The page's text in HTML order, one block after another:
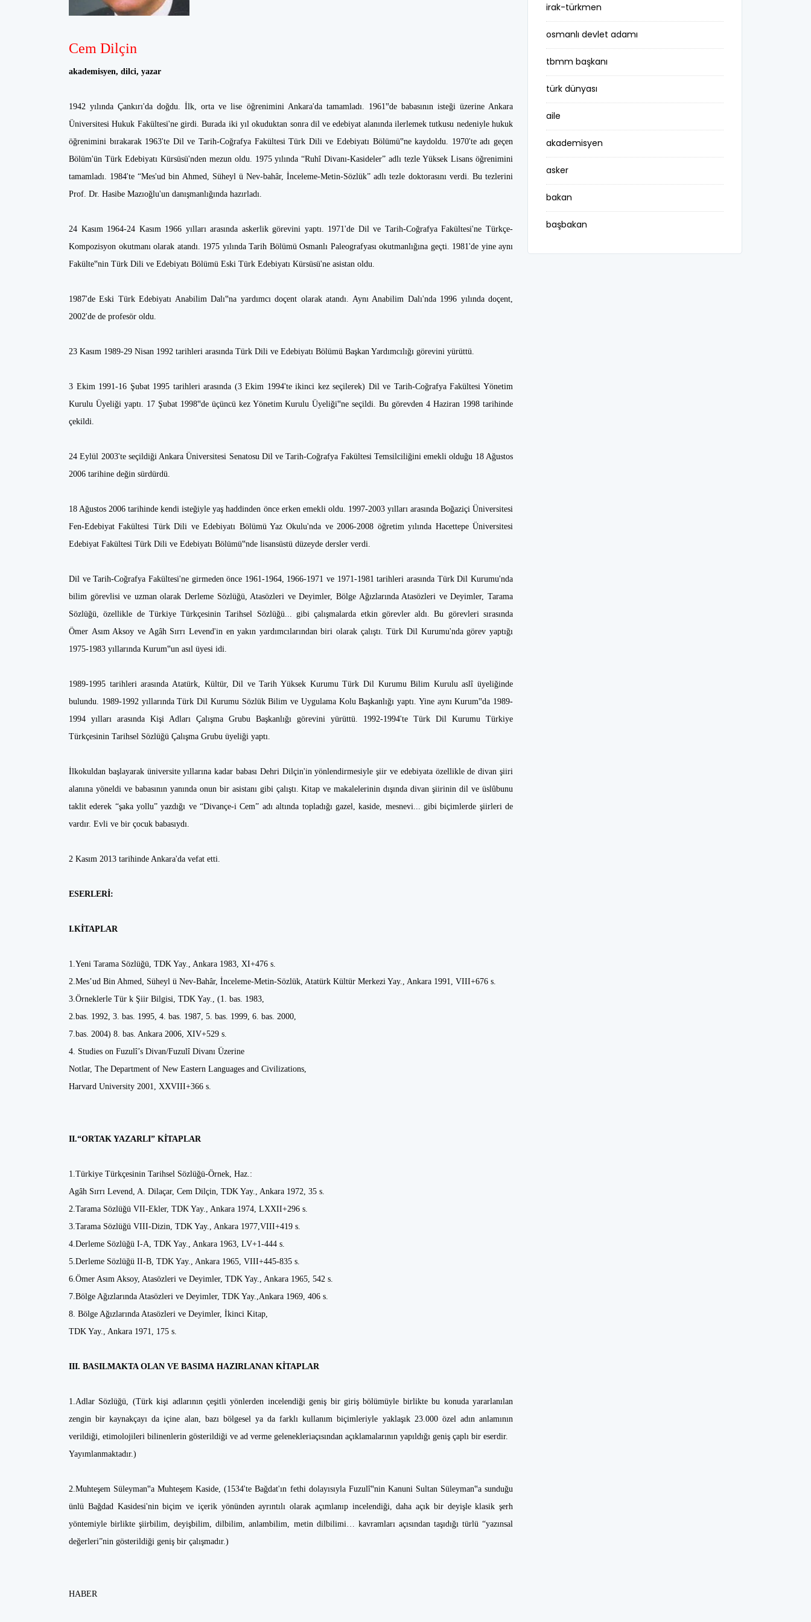
Cem Dilçin
akademisyen, dilci, yazar
1942 yılında Çankırı'da doğdu. İlk, orta ve lise öğrenimini Ankara'da tamamladı. 1961‟de babasının isteği üzerine Ankara
Üniversitesi Hukuk Fakültesi'ne girdi. Burada iki yıl okuduktan sonra dil ve edebiyat alanında ilerlemek tutkusu nedeniyle hukuk
öğrenimini bırakarak 1963'te Dil ve Tarih-Coğrafya Fakültesi Türk Dili ve Edebiyatı Bölümü‟ne kaydoldu. 1970'te adı geçen
Bölüm'ün Türk Edebiyatı Kürsüsü'nden mezun oldu. 1975 yılında “Ruhî Divanı-Kasideler” adlı tezle Yüksek Lisans öğrenimini
tamamladı. 1984'te “Mes'ud bin Ahmed, Süheyl ü Nev-bahâr, İnceleme-Metin-Sözlük” adlı tezle doktorasını verdi. Bu tezlerini
Prof. Dr. Hasibe Mazıoğlu'un danışmanlığında hazırladı.
24 Kasım 1964-24 Kasım 1966 yılları arasında askerlik görevini yaptı. 1971'de Dil ve Tarih-Coğrafya Fakültesi'ne Türkçe-
Kompozisyon okutmanı olarak atandı. 1975 yılında Tarih Bölümü Osmanlı Paleografyası okutmanlığına geçti. 1981'de yine aynı
Fakülte‟nin Türk Dili ve Edebiyatı Bölümü Eski Türk Edebiyatı Kürsüsü'ne asistan oldu.
1987'de Eski Türk Edebiyatı Anabilim Dalı‟na yardımcı doçent olarak atandı. Aynı Anabilim Dalı'nda 1996 yılında doçent,
2002'de de profesör oldu.
23 Kasım 1989-29 Nisan 1992 tarihleri arasında Türk Dili ve Edebiyatı Bölümü Başkan Yardımcılığı görevini yürüttü.
3 Ekim 1991-16 Şubat 1995 tarihleri arasında (3 Ekim 1994'te ikinci kez seçilerek) Dil ve Tarih-Coğrafya Fakültesi Yönetim
Kurulu Üyeliği yaptı. 17 Şubat 1998‟de üçüncü kez Yönetim Kurulu Üyeliği‟ne seçildi. Bu görevden 4 Haziran 1998 tarihinde
çekildi.
24 Eylül 2003'te seçildiği Ankara Üniversitesi Senatosu Dil ve Tarih-Coğrafya Fakültesi Temsilciliğini emekli olduğu 18 Ağustos
2006 tarihine değin sürdürdü.
18 Ağustos 2006 tarihinde kendi isteğiyle yaş haddinden önce erken emekli oldu. 1997-2003 yılları arasında Boğaziçi Üniversitesi
Fen-Edebiyat Fakültesi Türk Dili ve Edebiyatı Bölümü Yaz Okulu'nda ve 2006-2008 öğretim yılında Hacettepe Üniversitesi
Edebiyat Fakültesi Türk Dili ve Edebiyatı Bölümü‟nde lisansüstü düzeyde dersler verdi.
Dil ve Tarih-Coğrafya Fakültesi'ne girmeden önce 1961-1964, 1966-1971 ve 1971-1981 tarihleri arasında Türk Dil Kurumu'nda
bilim görevlisi ve uzman olarak Derleme Sözlüğü, Atasözleri ve Deyimler, Bölge Ağızlarında Atasözleri ve Deyimler, Tarama
Sözlüğü, özellikle de Türkiye Türkçesinin Tarihsel Sözlüğü... gibi çalışmalarda etkin görevler aldı. Bu görevleri sırasında
Ömer Asım Aksoy ve Agâh Sırrı Levend'in en yakın yardımcılarından biri olarak çalıştı. Türk Dil Kurumu'nda görev yaptığı
1975-1983 yıllarında Kurum‟un asıl üyesi idi.
1989-1995 tarihleri arasında Atatürk, Kültür, Dil ve Tarih Yüksek Kurumu Türk Dil Kurumu Bilim Kurulu aslî üyeliğinde
bulundu. 1989-1992 yıllarında Türk Dil Kurumu Sözlük Bilim ve Uygulama Kolu Başkanlığı yaptı. Yine aynı Kurum‟da 1989-
1994 yılları arasında Kişi Adları Çalışma Grubu Başkanlığı görevini yürüttü. 1992-1994'te Türk Dil Kurumu Türkiye
Türkçesinin Tarihsel Sözlüğü Çalışma Grubu üyeliği yaptı.
İlkokuldan başlayarak üniversite yıllarına kadar babası Dehri Dilçin'in yönlendirmesiyle şiir ve edebiyata özellikle de divan şiiri
alanına yöneldi ve babasının yanında onun bir asistanı gibi çalıştı. Kitap ve makalelerinin dışında divan şiirinin dil ve üslûbunu
taklit ederek “şaka yollu” yazdığı ve “Divançe-i Cem” adı altında topladığı gazel, kaside, mesnevi... gibi biçimlerde şiirleri de
vardır. Evli ve bir çocuk babasıydı.
2 Kasım 2013 tarihinde Ankara'da vefat etti.
ESERLERİ:
I.KİTAPLAR
1.Yeni Tarama Sözlüğü, TDK Yay., Ankara 1983, XI+476 s.
2.Mes’ud Bin Ahmed, Süheyl ü Nev-Bahâr, İnceleme-Metin-Sözlük, Atatürk Kültür Merkezi Yay., Ankara 1991, VIII+676 s.
3.Örneklerle Tür k Şiir Bilgisi, TDK Yay., (1. bas. 1983,
2.bas. 1992, 3. bas. 1995, 4. bas. 1987, 5. bas. 1999, 6. bas. 2000,
7.bas. 2004) 8. bas. Ankara 2006, XIV+529 s.
4. Studies on Fuzulî’s Divan/Fuzulî Divanı Üzerine
Notlar, The Department of New Eastern Languages and Civilizations,
Harvard University 2001, XXVIII+366 s.
II.“ORTAK YAZARLI” KİTAPLAR
1.Türkiye Türkçesinin Tarihsel Sözlüğü-Örnek, Haz.:
Agâh Sırrı Levend, A. Dilaçar, Cem Dilçin, TDK Yay., Ankara 1972, 35 s.
2.Tarama Sözlüğü VII-Ekler, TDK Yay., Ankara 1974, LXXII+296 s.
3.Tarama Sözlüğü VIII-Dizin, TDK Yay., Ankara 1977,VIII+419 s.
4.Derleme Sözlüğü I-A, TDK Yay., Ankara 1963, LV+1-444 s.
5.Derleme Sözlüğü II-B, TDK Yay., Ankara 1965, VIII+445-835 s.
6.Ömer Asım Aksoy, Atasözleri ve Deyimler, TDK Yay., Ankara 1965, 542 s.
7.Bölge Ağızlarında Atasözleri ve Deyimler, TDK Yay.,Ankara 1969, 406 s.
8. Bölge Ağızlarında Atasözleri ve Deyimler, İkinci Kitap,
TDK Yay., Ankara 1971, 175 s.
III. BASILMAKTA OLAN VE BASIMA HAZIRLANAN KİTAPLAR
1.Adlar Sözlüğü, (Türk kişi adlarının çeşitli yönlerden incelendiği geniş bir giriş bölümüyle birlikte bu konuda yararlanılan
zengin bir kaynakçayı da içine alan, bazı bölgesel ya da farklı kullanım biçimleriyle yaklaşık 23.000 özel adın anlamının
verildiği, etimolojileri bilinenlerin gösterildiği ve ad verme gelenekleriaçısından açıklamalarının yapıldığı geniş çaplı bir eserdir.
Yayımlanmaktadır.)
2.Muhteşem Süleyman‟a Muhteşem Kaside, (1534'te Bağdat'ın fethi dolayısıyla Fuzulî‟nin Kanuni Sultan Süleyman‟a sunduğu
ünlü Bağdad Kasidesi'nin biçim ve içerik yönünden ayrıntılı olarak açımlanıp incelendiği, daha açık bir deyişle klasik şerh
yöntemiyle birlikte şiirbilim, deyişbilim, dilbilim, anlambilim, metin dilbilimi… kavramları açısından taşıdığı türlü “yazınsal
değerleri”nin gösterildiği geniş bir çalışmadır.)
HABER
irak-türkmen
osmanlı devlet adamı
tbmm başkanı
türk dünyası
aile
akademisyen
asker
bakan
başbakan
belediye başkanı